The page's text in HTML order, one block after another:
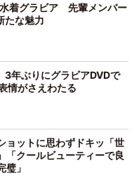
着グラビア 先輩メンバー
たな魅力
3年ぶりにグラビアDVDで
情がさえわたる
ョットに思わずドキッ「世
「クールビューティーで良
璧」